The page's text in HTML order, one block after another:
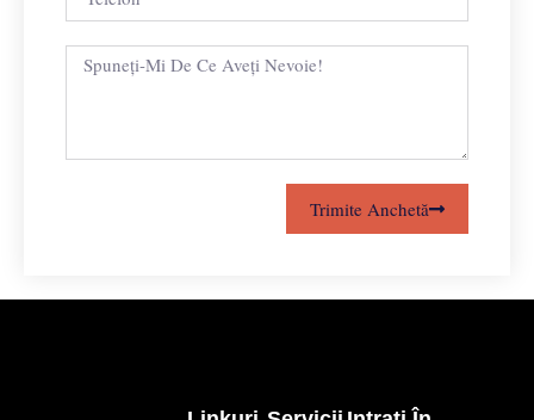
Trimite Anchetă